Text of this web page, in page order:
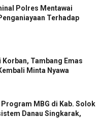
Polres Mentawai
Terhadap
Korban, Tambang Emas
Minta Nyawa
Program MBG di Kab. Solok
Danau Singkarak,